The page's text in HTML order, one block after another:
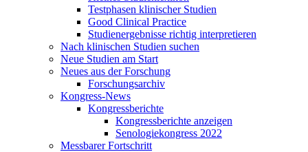
Testphasen klinischer Studien
Good Clinical Practice
Studienergebnisse richtig interpretieren
Nach klinischen Studien suchen
Neue Studien am Start
Neues aus der Forschung
Forschungsarchiv
Kongress-News
Kongressberichte
Kongressberichte anzeigen
Senologiekongress 2022
Messbarer Fortschritt